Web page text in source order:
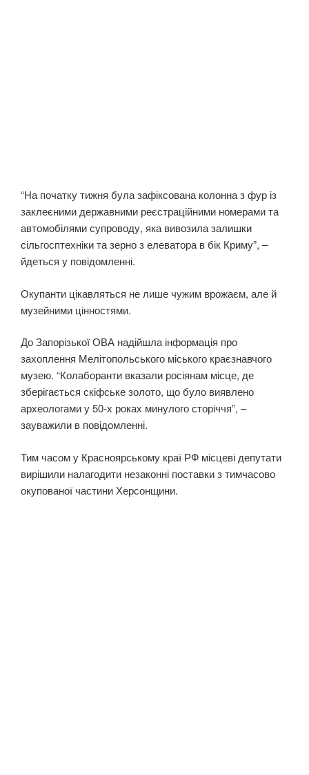
“На початку тижня була зафіксована колонна з фур із
заклеєними державними реєстраційними номерами та
автомобілями супроводу, яка вивозила залишки
сільгосптехніки та зерно з елеватора в бік Криму”, –
йдеться у повідомленні.
Окупанти цікавляться не лише чужим врожаєм, але й
музейними цінностями.
До Запорізької ОВА надійшла інформація про
захоплення Мелітопольського міського краєзнавчого
музею. “Колаборанти вказали росіянам місце, де
зберігається скіфське золото, що було виявлено
археологами у 50-х роках минулого сторіччя”, –
зауважили в повідомленні.
Тим часом у Красноярському краї РФ місцеві депутати
вирішили налагодити незаконні поставки з тимчасово
окупованої частини Херсонщини.